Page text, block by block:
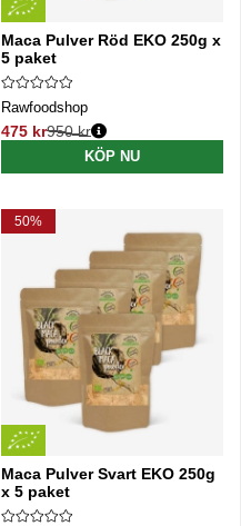
Maca Pulver Röd EKO 250g x
5 paket
Rawfoodshop
475 kr
Ordinarie pris:
950 kr
KÖP NU
50%
Maca Pulver Svart EKO 250g
x 5 paket